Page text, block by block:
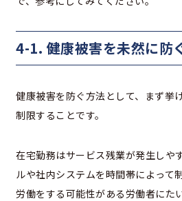
4-1. 健康被害を未然に防
健康被害を防ぐ方法として、まず挙
制限することです。
在宅勤務はサービス残業が発生しや
ルや社内システムを時間帯によって
労働をする可能性がある労働者にた